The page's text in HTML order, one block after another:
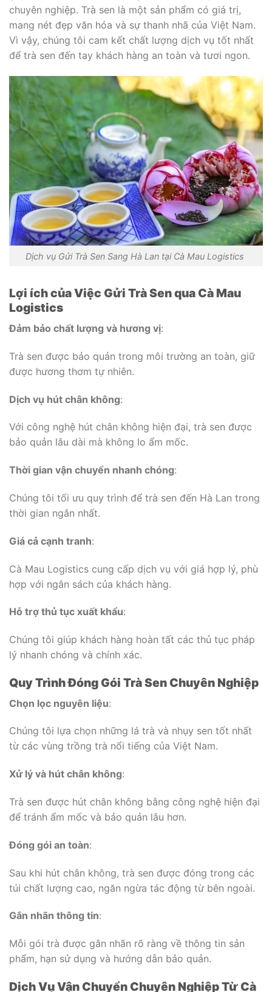
chuyên nghiệp. Trà sen là một sản phẩm có giá trị,
mang nét đẹp văn hóa và sự thanh nhã của Việt Nam.
Vì vậy, chúng tôi cam kết chất lượng dịch vụ tốt nhất
để trà sen đến tay khách hàng an toàn và tươi ngon.
Dịch vụ Gửi Trà Sen Sang Hà Lan tại Cà Mau Logistics
Lợi ích của Việc Gửi Trà Sen qua Cà Mau
Logistics
Đảm bảo chất lượng và hương vị:
Trà sen được bảo quản trong môi trường an toàn, giữ
được hương thơm tự nhiên.
Dịch vụ hút chân không:
Với công nghệ hút chân không hiện đại, trà sen được
bảo quản lâu dài mà không lo ẩm mốc.
Thời gian vận chuyển nhanh chóng:
Chúng tôi tối ưu quy trình để trà sen đến Hà Lan trong
thời gian ngắn nhất.
Giá cả cạnh tranh:
Cà Mau Logistics cung cấp dịch vụ với giá hợp lý, phù
hợp với ngân sách của khách hàng.
Hỗ trợ thủ tục xuất khẩu:
Chúng tôi giúp khách hàng hoàn tất các thủ tục pháp
lý nhanh chóng và chính xác.
Quy Trình Đóng Gói Trà Sen Chuyên Nghiệp
Chọn lọc nguyên liệu:
Chúng tôi lựa chọn những lá trà và nhụy sen tốt nhất
từ các vùng trồng trà nổi tiếng của Việt Nam.
Xử lý và hút chân không:
Trà sen được hút chân không bằng công nghệ hiện đại
để tránh ẩm mốc và bảo quản lâu hơn.
Đóng gói an toàn:
Sau khi hút chân không, trà sen được đóng trong các
túi chất lượng cao, ngăn ngừa tác động từ bên ngoài.
Gắn nhãn thông tin:
Mỗi gói trà được gắn nhãn rõ ràng về thông tin sản
phẩm, hạn sử dụng và hướng dẫn bảo quản.
Dịch Vụ Vận Chuyển Chuyên Nghiệp Từ Cà